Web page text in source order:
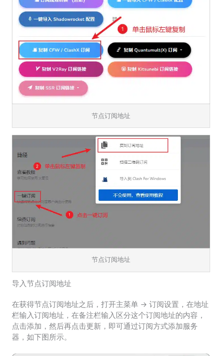
节点订阅地址
节点订阅地址
导入节点订阅地址
在获得节点订阅地址之后，打开主菜单 -> 订阅设置，在地址
栏输入订阅地址，在备注栏输入区分这个订阅地址的内容，
点击添加，然后再点击更新，即可通过订阅方式添加服务
器，如下图所示。